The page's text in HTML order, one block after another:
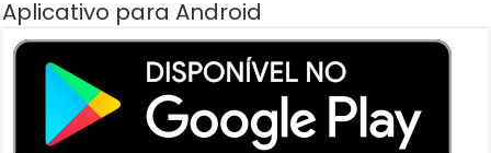
Aplicativo para Android